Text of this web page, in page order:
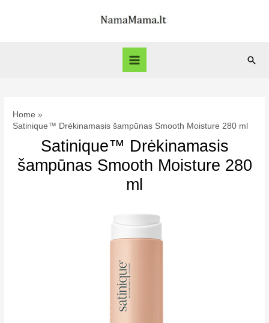
Main
Home
Satinique™ Drėkinamasis šampūnas Smooth Moisture 280 ml
Satinique™ Drėkinamasis
šampūnas Smooth Moisture 280
ml